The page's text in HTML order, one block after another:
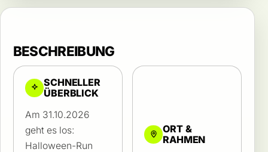
BESCHREIBUNG
SCHNELLER
ÜBERBLICK
Am 31.10.2026
geht es los:
Halloween-Run
ORT &
RAHMEN